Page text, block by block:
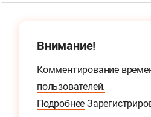
Внимание!
Комментирование
пользователей.
Подробнее